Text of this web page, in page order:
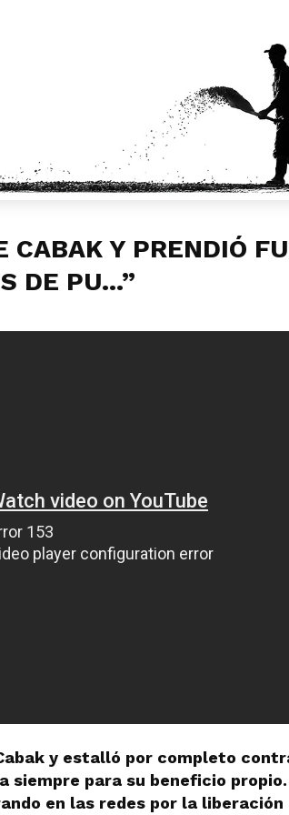
CABAK Y PRENDIÓ
DE PU…”
y estalló por completo
para su beneficio propio.
en las redes por la liberación